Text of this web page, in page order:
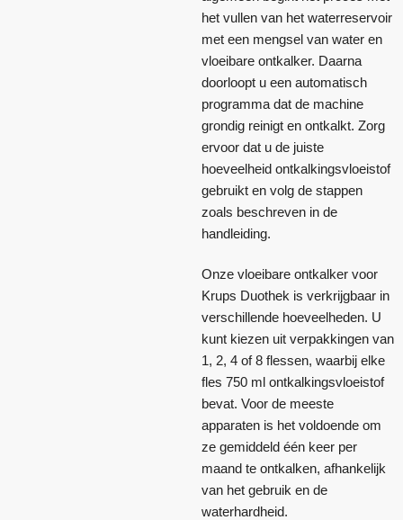
het vullen van het waterreservoir
met een mengsel van water en
vloeibare ontkalker. Daarna
doorloopt u een automatisch
programma dat de machine
grondig reinigt en ontkalkt. Zorg
ervoor dat u de juiste
hoeveelheid ontkalkingsvloeistof
gebruikt en volg de stappen
zoals beschreven in de
handleiding.
Onze vloeibare ontkalker voor
Krups Duothek is verkrijgbaar in
verschillende hoeveelheden. U
kunt kiezen uit verpakkingen van
1, 2, 4 of 8 flessen, waarbij elke
fles 750 ml ontkalkingsvloeistof
bevat. Voor de meeste
apparaten is het voldoende om
ze gemiddeld één keer per
maand te ontkalken, afhankelijk
van het gebruik en de
waterhardheid.